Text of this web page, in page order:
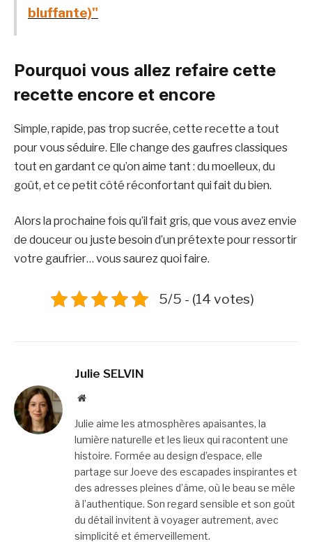
bluffante)"
Pourquoi vous allez refaire cette
recette encore et encore
Simple, rapide, pas trop sucrée, cette recette a tout
pour vous séduire. Elle change des gaufres classiques
tout en gardant ce qu’on aime tant : du moelleux, du
goût, et ce petit côté réconfortant qui fait du bien.
Alors la prochaine fois qu’il fait gris, que vous avez envie
de douceur ou juste besoin d’un prétexte pour ressortir
votre gaufrier… vous saurez quoi faire.
5/5 - (14 votes)
Julie SELVIN
Website
Julie aime les atmosphères apaisantes, la
lumière naturelle et les lieux qui racontent une
histoire. Formée au design d’espace, elle
partage sur Joeve des escapades inspirantes et
des adresses pleines d’âme, où le beau se mêle
à l’authentique. Son regard sensible et son goût
du détail invitent à voyager autrement, avec
simplicité et émerveillement.